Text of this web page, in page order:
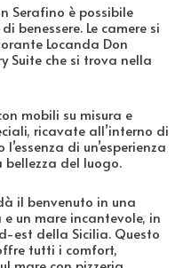
Serafino è possibile
benessere. Le camere si
Locanda Don
Suite che si trova nella
mobili su misura e
ricavate all’interno di
di un’esperienza
del luogo.
il benvenuto in una
un mare incantevole, in
est della Sicilia. Questo
tutti i comfort,